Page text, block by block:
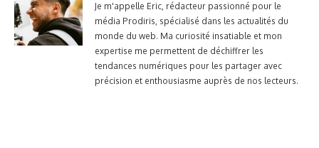
Je m'appelle Eric, rédacteur passionné pour le
média Prodiris, spécialisé dans les actualités du
monde du web. Ma curiosité insatiable et mon
expertise me permettent de déchiffrer les
tendances numériques pour les partager avec
précision et enthousiasme auprès de nos lecteurs.